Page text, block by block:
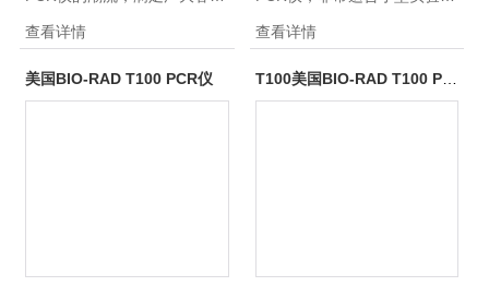
的不同需求。 2011 年上市的
新产品伯乐T100 PCR仪传承
Bio-Rad 性能稳定、技术创新
的理念，是科研人员的明智之
查看详情
室。有了它，您无需再去预约
排队，苦苦地等待，想做就
做，想唱就唱。■T100PCR仪
带有温度梯度功能，便于优化
查看详情
美国BIO-RAD T100 PCR仪 T100美国BIO-RAD T100 PCR仪/美国伯乐北京/T100 PCR仪*